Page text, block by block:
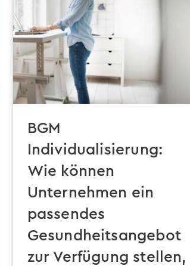
BGM
Individualisierung:
Wie können
Unternehmen ein
passendes
Gesundheitsangebot
zur Verfügung stellen,